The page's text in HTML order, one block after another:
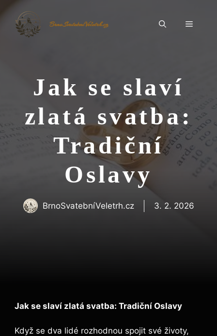
Přeskočit
obsah
BrnoSvatebníVeletrh.cz Menu
Jak se slaví
zlatá svatba:
Tradiční
Oslavy
BrnoSvatebníVeletrh.cz 3. 2. 2026
Jak se slaví zlatá svatba: Tradiční Oslavy
Když se dva lidé rozhodnou spojit své životy,